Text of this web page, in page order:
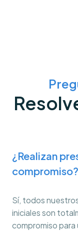
¿Realizan
compromiso?
Sí, todos
iniciales son
compromiso para